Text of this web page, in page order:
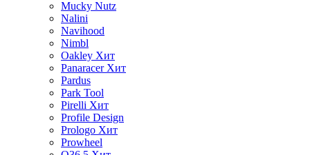
Mucky Nutz
Nalini
Navihood
Nimbl
Oakley Хит
Panaracer Хит
Pardus
Park Tool
Pirelli Хит
Profile Design
Prologo Хит
Prowheel